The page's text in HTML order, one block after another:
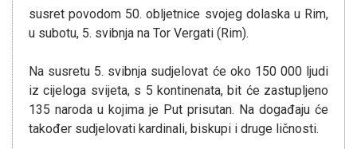
susret povodom 50. obljetnice svojeg dolaska u Rim,
u subotu, 5. svibnja na Tor Vergati (Rim).
Na susretu 5. svibnja sudjelovat će oko 150 000 ljudi
iz cijeloga svijeta, s 5 kontinenata, bit će zastupljeno
135 naroda u kojima je Put prisutan. Na događaju će
također sudjelovati kardinali, biskupi i druge ličnosti.